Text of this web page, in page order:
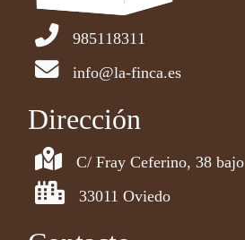
985118311
info@la-finca.es
Dirección
C/ Fray Ceferino, 38 bajo
33011 Oviedo